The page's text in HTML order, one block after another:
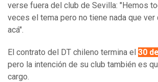
verse fuera del club de Sevilla: "Hemos
veces el tema pero no tiene nada que ver
acá".
El contrato del DT chileno termina el 30
pero la intención de su club también es
cargo.